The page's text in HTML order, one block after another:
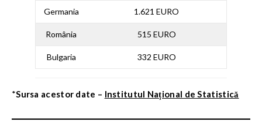
Germania 1.621 EURO
România 515 EURO
Bulgaria 332 EURO
*Sursa acestor date – Institutul Național de Statistică